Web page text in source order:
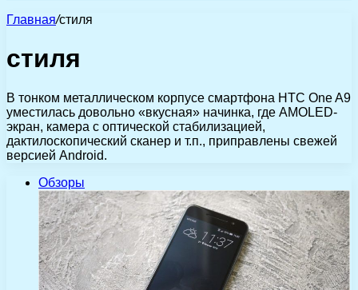
Главная/стиля
стиля
В тонком металлическом корпусе смартфона HTC One A9
уместилась довольно «вкусная» начинка, где AMOLED-
экран, камера с оптической стабилизацией,
дактилоскопический сканер и т.п., приправлены свежей
версией Android.
Обзоры